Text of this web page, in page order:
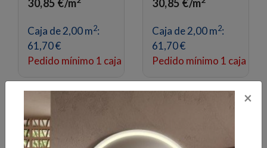
30,85 €/m
Caja de 2,00 m2:
61,70 €
Pedido mínimo 1 caja
30,85 €/m
Caja de 2,00 m2:
61,70 €
Pedido mínimo 1 caja
×